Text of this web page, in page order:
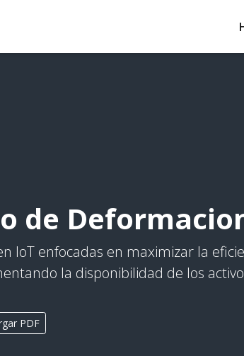
de
IoT enfocadas en maximizar la
la disponibilidad de los
PDF